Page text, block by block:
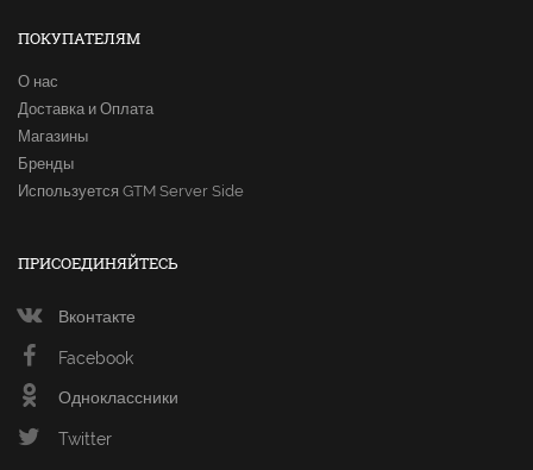
ПОКУПАТЕЛЯМ
О нас
Доставка и Оплата
Магазины
Бренды
Используется GTM Server Side
ПРИСОЕДИНЯЙТЕСЬ
Вконтакте
Facebook
Одноклассники
Twitter